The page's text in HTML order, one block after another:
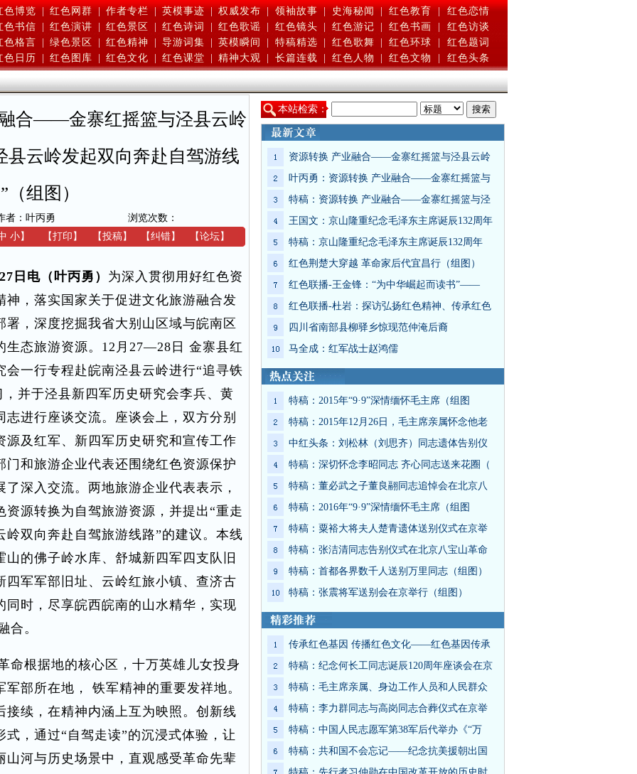
色博览 | 红色网群 | 作者专栏 | 英模事迹 | 权威发布 | 领袖故事 | 史海秘闻 | 红色教育 |
红色恋情
色书信
红色演讲 红色景区 红色诗词 红色歌谣 红色镜头 红色游记 红色书画
红色访谈
色格言
绿色景区 红色精神 导游词集 英模瞬间 特稿精选 红色歌舞 红色环球
红色题词
色日历
红色图库 红色文化 红色课堂 精神大观 长篇连载 红色人物 红色文物 红色头条
合——金寨红摇篮与泾县云岭
县云岭发起双向奔赴自驾游线
（组图）
者：叶丙勇
浏览次数：
小】 【打印 】 【投稿】 【纠错】 【论坛】
日电（叶丙勇） 为深入贯彻用好红色资
，落实国家关于促进文化旅游融合发
，深度挖掘我省大别山区域与皖南区
生态旅游资源。12月27—28日 金寨县红
一行专程赴皖南泾县云岭进行“追寻铁
并于泾县新四军历史研究会李兵、黄
进行座谈交流。座谈会上，双方分别
及红军、新四军历史研究和宣传工作
和旅游企业代表还围绕红色资源保护
深入交流。两地旅游企业代表表示，
源转换为自驾旅游资源，并提出“重走
双向奔赴自驾旅游线路”的建议。本线
的佛子岭水库、舒城新四军四支队旧
军军部旧址、云岭红旅小镇、查济古
时，尽享皖西皖南的山水精华，实现
合。
根据地的核心区，十万英雄儿女投身
部所在地， 铁军精神的重要发祥地。
续，在精神内涵上互为映照。创新线
，通过“自驾走读”的沉浸式体验，让
河与历史场景中，直观感受革命先辈
本站检索：
资源转换 产业融合——金寨红摇篮与泾县云岭
叶丙勇：资源转换 产业融合——金寨红摇篮与
特稿：资源转换 产业融合——金寨红摇篮与泾
王国文：京山隆重纪念毛泽东主席诞辰132周年
特稿：京山隆重纪念毛泽东主席诞辰132周年
红色荆楚大穿越 革命家后代宜昌行（组图）
红色联播-王金锋：“为中华崛起而读书”——
红色联播-杜岩：探访弘扬红色精神、传承红色
四川省南部县柳驿乡惊现范仲淹后裔
马全成：红军战士赵鸿儒
特稿：2015年“9·9”深情缅怀毛主席（组图
特稿：2015年12月26日，毛主席亲属怀念他老
中红头条：刘松林（刘思齐）同志遗体告别仪
特稿：深切怀念李昭同志 齐心同志送来花圈（
特稿：董必武之子董良翮同志追悼会在北京八
特稿：2016年“9·9”深情缅怀毛主席（组图
特稿：粟裕大将夫人楚青遗体送别仪式在京举
特稿：张洁清同志告别仪式在北京八宝山革命
特稿：首都各界数千人送别万里同志（组图）
特稿：张震将军送别会在京举行（组图）
传承红色基因 传播红色文化——红色基因传承
特稿：纪念何长工同志诞辰120周年座谈会在京
特稿：毛主席亲属、身边工作人员和人民群众
特稿：李力群同志与高岗同志合葬仪式在京举
特稿：中国人民志愿军第38军后代举办《“万
特稿：共和国不会忘记——纪念抗美援朝出国